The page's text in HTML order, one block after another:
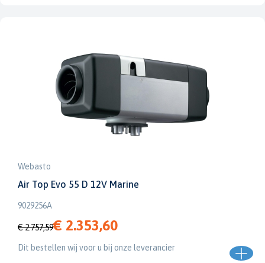
Webasto
Air Top Evo 55 D 12V Marine
9029256A
€ 2.757,59€ 2.353,60
Dit bestellen wij voor u bij onze leverancier